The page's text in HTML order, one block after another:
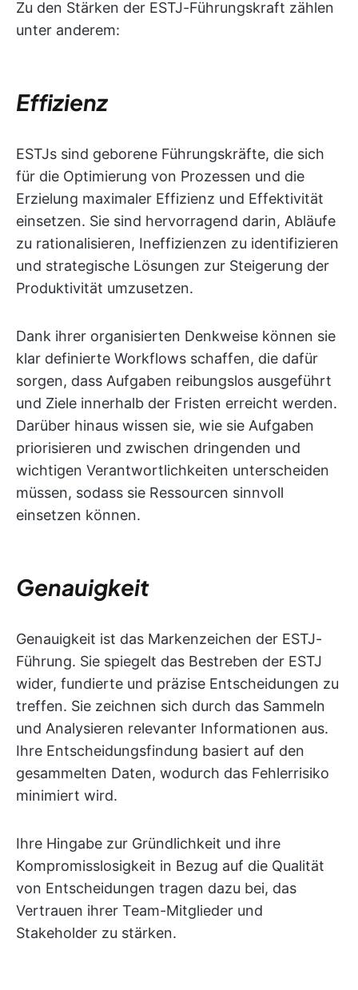
Zu den Stärken der ESTJ-Führungskraft zählen
unter anderem:
Effizienz
ESTJs sind geborene Führungskräfte, die sich
für die Optimierung von Prozessen und die
Erzielung maximaler Effizienz und Effektivität
einsetzen. Sie sind hervorragend darin, Abläufe
zu rationalisieren, Ineffizienzen zu identifizieren
und strategische Lösungen zur Steigerung der
Produktivität umzusetzen.
Dank ihrer organisierten Denkweise können sie
klar definierte Workflows schaffen, die dafür
sorgen, dass Aufgaben reibungslos ausgeführt
und Ziele innerhalb der Fristen erreicht werden.
Darüber hinaus wissen sie, wie sie Aufgaben
priorisieren und zwischen dringenden und
wichtigen Verantwortlichkeiten unterscheiden
müssen, sodass sie Ressourcen sinnvoll
einsetzen können.
Genauigkeit
Genauigkeit ist das Markenzeichen der ESTJ-
Führung. Sie spiegelt das Bestreben der ESTJ
wider, fundierte und präzise Entscheidungen zu
treffen. Sie zeichnen sich durch das Sammeln
und Analysieren relevanter Informationen aus.
Ihre Entscheidungsfindung basiert auf den
gesammelten Daten, wodurch das Fehlerrisiko
minimiert wird.
Ihre Hingabe zur Gründlichkeit und ihre
Kompromisslosigkeit in Bezug auf die Qualität
von Entscheidungen tragen dazu bei, das
Vertrauen ihrer Team-Mitglieder und
Stakeholder zu stärken.